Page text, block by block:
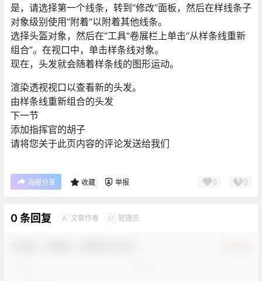
是，请选择第一个线条，转到“修改”面板，然后在样线条子
对象级别使用“附着”以附着其他线条。
选择头盔对象，然后在“工具”卷展栏上单击“从样条线重新
组合”。在视口中，单击样条线对象。
现在，头发就会随着样条线的图形运动。
渲染透视视口以查看新的头发。
由样条线重新组合的头发
下一节
添加指挥官的胡子
请将您关于此页内容的评论发送给我们
海报分享 收藏 举报 0 0
0 条回复 A 文章作者 M 管理员